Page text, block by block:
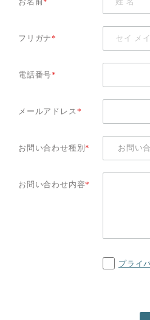
フリガナ*
電話番号*
メールアドレス *
お問い合わせ種別*
お問い合わせ内容*
プライ